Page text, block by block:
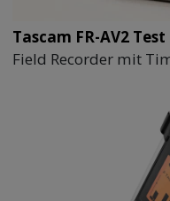
Tascam FR-AV2 Test
Field Recorder mit